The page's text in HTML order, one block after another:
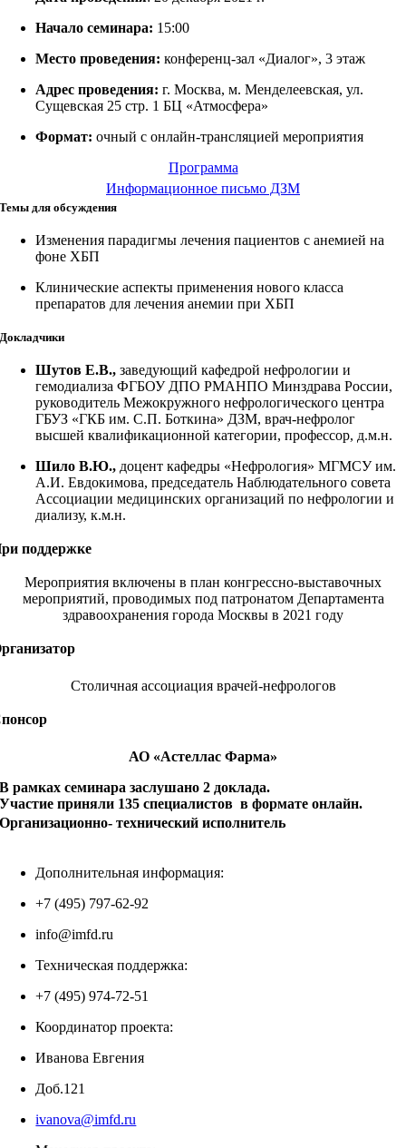
Начало семинара: 15:00
Место проведения: конференц-зал «Диалог», 3 этаж
Адрес проведения: г. Москва, м. Менделеевская, ул.
Сущевская 25 стр. 1 БЦ «Атмосфера»
Формат:очный с онлайн-трансляцией мероприятия
Программа
Информационное письмо ДЗМ
Темы для обсуждения
Изменения парадигмы лечения пациентов с анемией на
фоне ХБП
Клинические аспекты применения нового класса
препаратов для лечения анемии при ХБП
Докладчики
Шутов Е.В.,заведующий кафедрой нефрологии и
гемодиализа ФГБОУ ДПО РМАНПО Минздрава России,
руководитель Межокружного нефрологического центра
ГБУЗ «ГКБ им. С.П. Боткина» ДЗМ, врач-нефролог
высшей квалификационной категории, профессор, д.м.н.
Шило В.Ю., доцент кафедры «Нефрология» МГМСУ им.
А.И. Евдокимова, председатель Наблюдательного совета
Ассоциации медицинских организаций по нефрологии и
диализу, к.м.н.
поддержке
Мероприятия включены в план конгрессно-выставочных
мероприятий, проводимых под патронатом Департамента
здравоохранения города Москвы в 2021 году
Столичная ассоциация врачей-нефрологов
АО «Астеллас Фарма»
В рамках семинара заслушано 2 доклада.
Участие приняли 135 специалистов в формате онлайн.
Организационно- технический исполнитель
Дополнительная информация:
+7 (495) 797-62-92
info@imfd.ru
Техническая поддержка:
+7 (495) 974-72-51
Координатор проекта:
Иванова Евгения
Доб.121
ivanova@imfd.ru